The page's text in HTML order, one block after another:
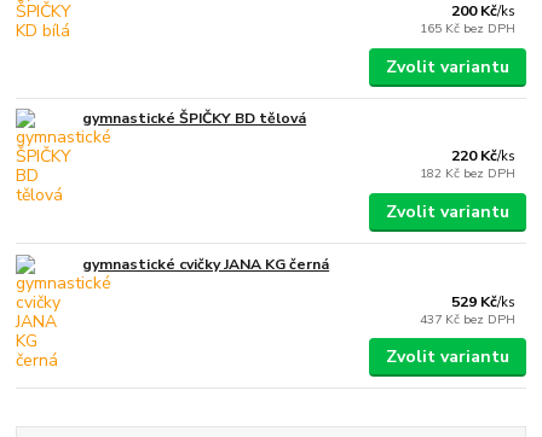
200 Kč/ks
165 Kč bez DPH
Zvolit variantu
gymnastické ŠPIČKY BD tělová
220 Kč/ks
182 Kč bez DPH
Zvolit variantu
gymnastické cvičky JANA KG černá
529 Kč/ks
437 Kč bez DPH
Zvolit variantu